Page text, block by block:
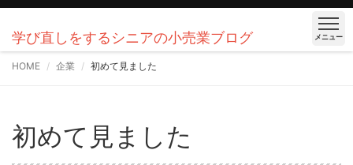
学び直しをするシニアの小売業ブログ メニュー
HOME 企業 初めて見ました
初めて見ました